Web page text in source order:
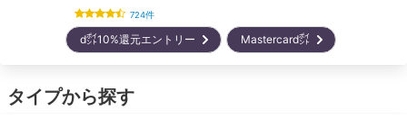
724件
d㌽10%還元エントリー Mastercard㌽
タイプから探す